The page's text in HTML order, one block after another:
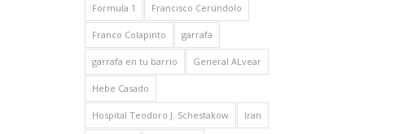
Formula 1 Francisco Cerúndolo
Franco Colapinto garrafa
garrafa en tu barrio General ALvear
Hebe Casado
Hospital Teodoro J. Schestakow Iran